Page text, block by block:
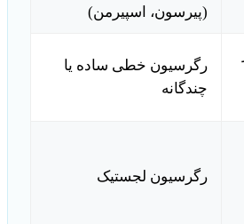
(پیرسون، اسپیرمن)
رگرسیون خطی ساده یا
چندگانه
رگرسیون لجستیک